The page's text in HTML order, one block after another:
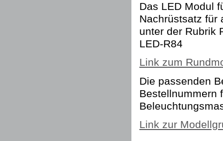
Das LED Modul
Nachrüstsatz für
unter der Rubrik
LED-R84
Link zum
Die passenden
Bestellnummern
Link zur